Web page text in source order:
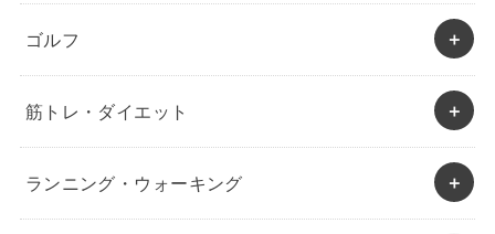
ゴルフ
筋トレ・ダイエット
ランニング・ウォーキング